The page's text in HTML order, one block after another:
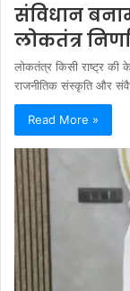
संविधान
लोकतंत्र
लोकतंत्र किसी राष्ट्र की
राजनीतिक संस्कृति और
Read More »